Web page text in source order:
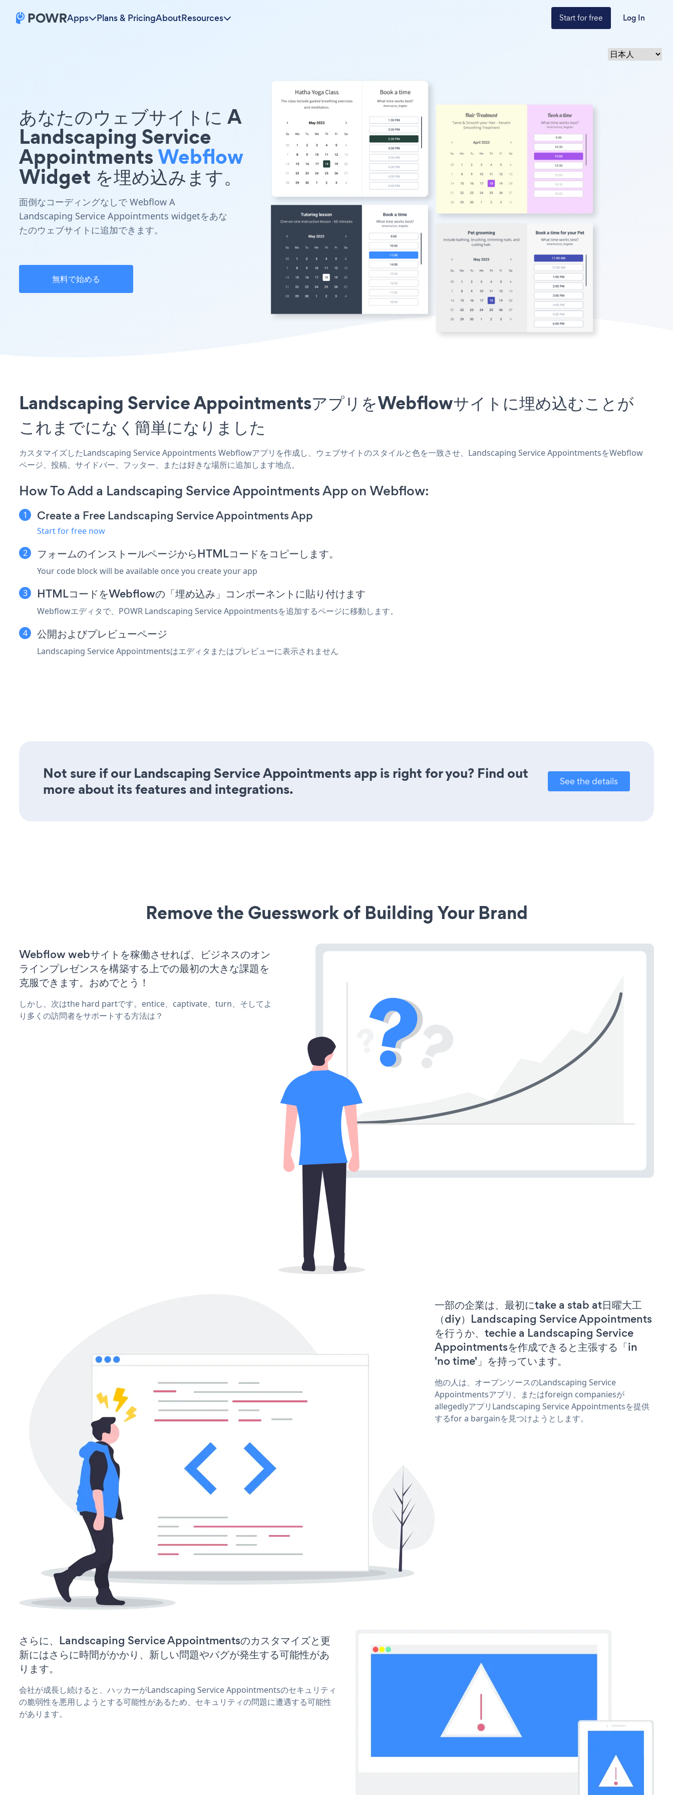
Apps Plans & PricingAboutResources Start for free Log In
あなたのウェブサイトに A
Landscaping Service
AppointmentsWebflow
Widget を埋め込みます。
面倒なコーディングなしで Webflow A
Landscaping Service Appointments widgetをあな
たのウェブサイトに追加できます。
無料で始める
Landscaping Service AppointmentsアプリをWebflowサイトに埋め込むことが
これまでになく簡単になりました
カスタマイズしたLandscaping Service Appointments Webflowアプリを作成し、ウェブサイトのスタイルと色を一致させ、Landscaping Service AppointmentsをWebflow
ページ、投稿、サイドバー、フッター、または好きな場所に追加します地点。
How To Add a Landscaping Service Appointments App on Webflow:
Create a Free Landscaping Service Appointments App
Start for free now
フォームのインストールページからHTMLコードをコピーします。
Your code block will be available once you create your app
HTMLコードをWebflowの「埋め込み」コンポーネントに貼り付けます
Webflowエディタで、POWR Landscaping Service Appointmentsを追加するページに移動します。
公開およびプレビューページ
Landscaping Service Appointmentsはエディタまたはプレビューに表示されません
Not sure if our Landscaping Service Appointments app is right for you? Find out
more about its features and integrations.
See the details
Remove the Guesswork of Building Your Brand
Webflow webサイトを稼働させれば、ビジネスのオン
ラインプレゼンスを構築する上での最初の大きな課題を
克服できます。おめでとう！
しかし、次はthe hard partです。entice、captivate、turn、そしてよ
り多くの訪問者をサポートする方法は？
一部の企業は、最初にtake a stab at日曜大工
（diy）Landscaping Service Appointments
を行うか、techie a Landscaping Service
Appointmentsを作成できると主張する「in
'no time'」を持っています。
他の人は、オープンソースのLandscaping Service
Appointmentsアプリ、またはforeign companiesが
allegedlyアプリLandscaping Service Appointmentsを提供
するfor a bargainを見つけようとします。
さらに、Landscaping Service Appointmentsのカスタマイズと更
新にはさらに時間がかかり、新しい問題やバグが発生する可能性があ
ります。
会社が成長し続けると、ハッカーがLandscaping Service Appointmentsのセキュリティ
の脆弱性を悪用しようとする可能性があるため、セキュリティの問題に遭遇する可能性
があります。